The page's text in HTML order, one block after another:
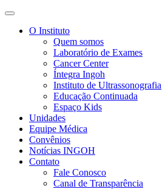
O Instituto
Quem somos
Laboratório de Exames
Cancer Center
Íntegra Ingoh
Instituto de Ultrassonografia
Educação Continuada
Espaço Kids
Unidades
Equipe Médica
Convênios
Notícias INGOH
Contato
Fale Conosco
Canal de Transparência